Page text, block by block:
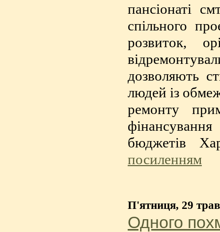
пансіонаті
спільного
розвиток,
дозволяють
людей із
ремонту
бюджетів
посиленням
П'ятниця, 29
Одного